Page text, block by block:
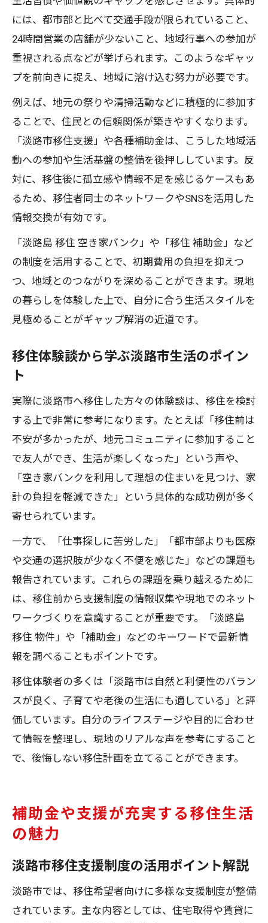
には、都市部と比べて交通手段が限られていること、
24時間営業の店舗が少ないこと、地域行事への参加が
重視される点などが挙げられます。このようなギャッ
プを前向きに捉え、地域に溶け込む努力が必要です。
例えば、地元の祭りや清掃活動などに積極的に参加す
ることで、住民との信頼関係が築きやすくなります。
「淡路市移住支援」や各種補助金は、こうした地域活
動への参加や生活基盤の整備を後押ししています。反
対に、移住後に孤立感や情報不足を感じるケースもあ
るため、移住者同士のネットワークやSNSを活用した
情報交換が有効です。
「淡路島 移住 空き家バンク」や「移住 補助金」など
の制度を活用することで、初期費用の負担を抑えつ
つ、地域とのつながりを深めることができます。現地
の暮らしを体験した上で、自分に合う生活スタイルを
見極めることがギャップ解消の近道です。
移住体験談から学ぶ淡路市生活のポイン
ト
実際に淡路市へ移住した方々の体験談は、移住を検討
する上で非常に参考になります。たとえば「移住前は
不安が多かったが、地元コミュニティに参加すること
で友人ができ、生活が楽しくなった」という声や、
「空き家バンクを利用して理想の住まいを見つけ、家
計の負担を軽減できた」という具体的な成功例が多く
寄せられています。
一方で、「仕事探しに苦労した」「都市部よりも医療
や交通の選択肢が少なく不便を感じた」などの課題も
報告されています。これらの課題を乗り越えるために
は、移住前から支援制度の情報収集や現地でのネット
ワークづくりを意識することが重要です。「淡路島
移住 物件」や「補助金」などのキーワードで最新情
報を調べることもポイントです。
移住体験者の多くは「淡路市は自然と利便性のバラン
スが良く、子育てや老後の生活にも適している」と評
価しています。自分のライフステージや目的に合わせ
て情報を整理し、現地のリアルな声を参考にすること
で、後悔しない移住計画を立てることができます。
補助金や支援が充実する移住生活
の魅力
淡路市移住支援制度の活用ポイント解説
淡路市では、移住希望者向けに多様な支援制度が整備
されています。主な内容としては、住宅取得や賃貸に